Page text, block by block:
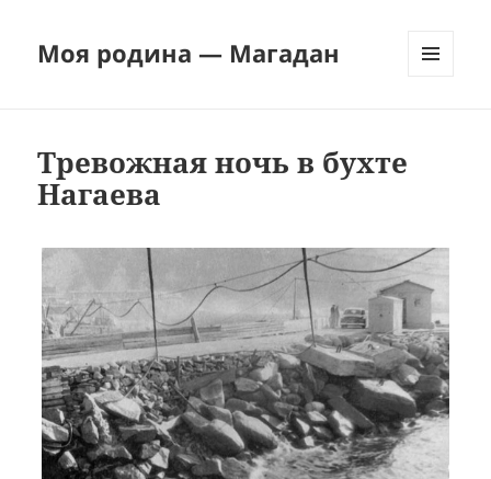
Моя родина — Магадан
Тревожная ночь в бухте
Нагаева